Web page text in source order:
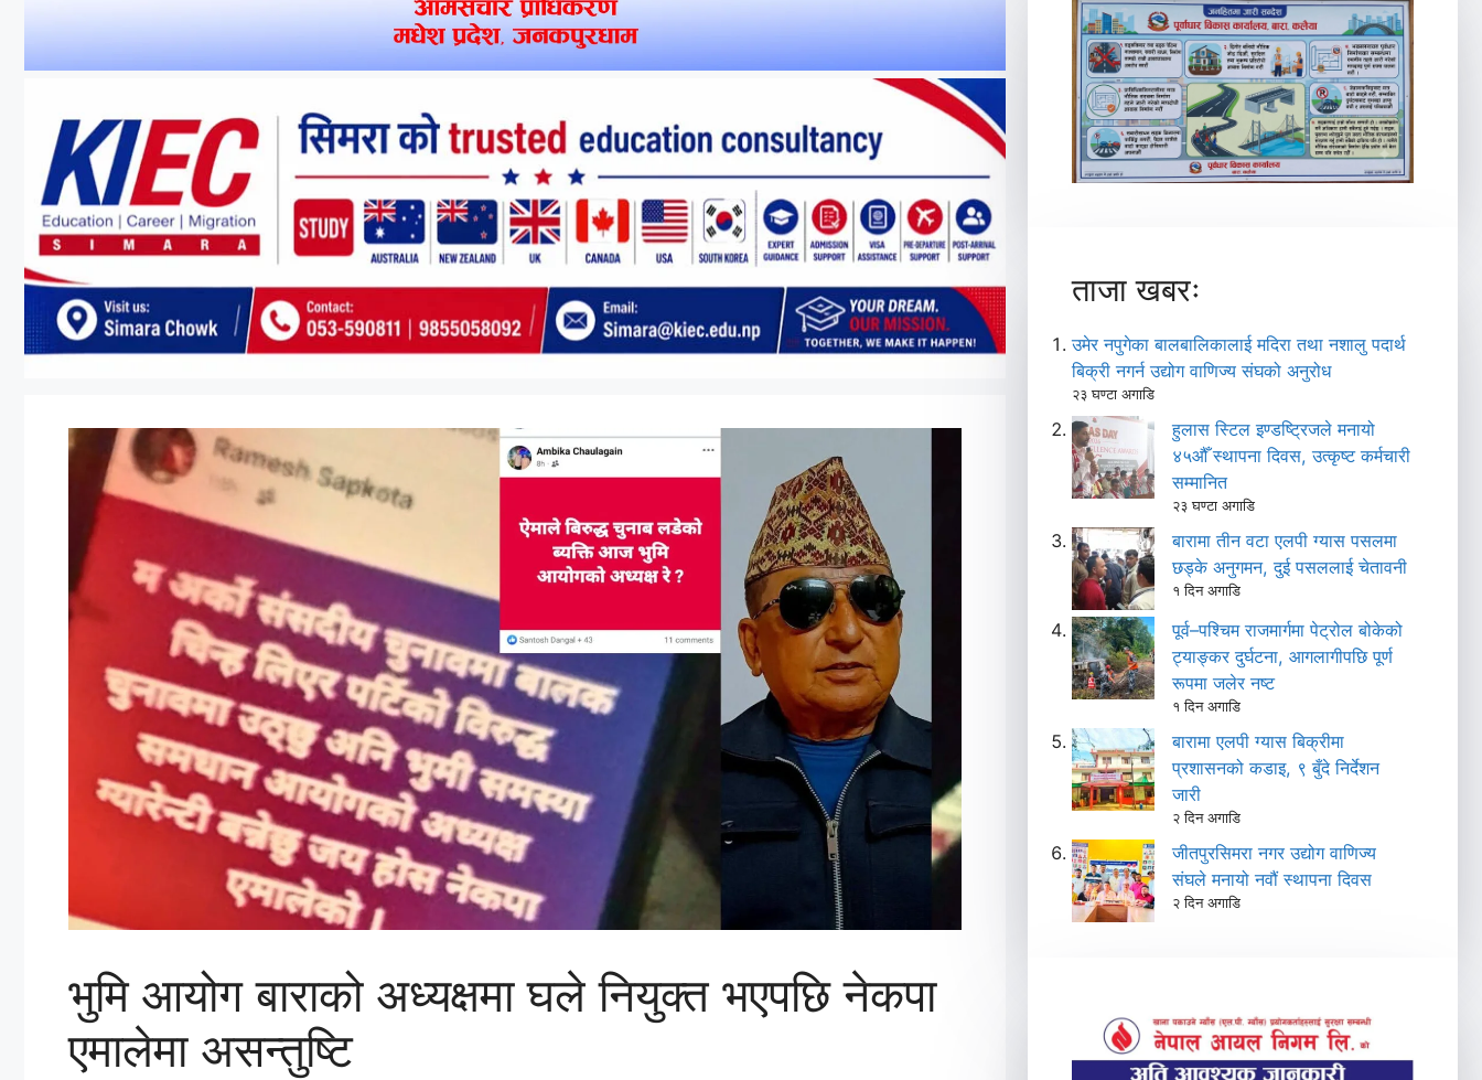
भुमि आयोग बाराको अध्यक्षमा घले नियुक्त भएपछि नेकपा
एमालेमा असन्तुष्टि
ताजा खबरः
उमेर नपुगेका बालबालिकालाई मदिरा तथा नशालु पदार्थ
बिक्री नगर्न उद्योग वाणिज्य संघको अनुरोध
२३ घण्टा अगाडि
हुलास स्टिल इण्डष्ट्रिजले मनायो
४५औँ स्थापना दिवस, उत्कृष्ट कर्मचारी
सम्मानित
२३ घण्टा अगाडि
बारामा तीन वटा एलपी ग्यास पसलमा
छड्के अनुगमन, दुई पसललाई चेतावनी
१ दिन अगाडि
पूर्व–पश्चिम राजमार्गमा पेट्रोल बोकेको
ट्याङ्कर दुर्घटना, आगलागीपछि पूर्ण
रूपमा जलेर नष्ट
१ दिन अगाडि
बारामा एलपी ग्यास बिक्रीमा
प्रशासनको कडाइ, ९ बुँदे निर्देशन
जारी
२ दिन अगाडि
जीतपुरसिमरा नगर उद्योग वाणिज्य
संघले मनायो नवौं स्थापना दिवस
२ दिन अगाडि